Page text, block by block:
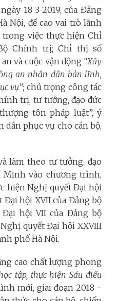
18-3-2019, của Đảng
Nội, đề cao vai trò lãnh
trong việc thực hiện Chỉ
Chính trị;Chỉ thị số
và cuộc vận động “Xây
an nhân dân bản lĩnh,
vụ”; chú trọng công tác
trị, tư tưởng, đạo đức
tôn pháp luật”, ý
phục vụ cho cán bộ,
làm theo tư tưởng, đạo
Minh vào chương trình,
hiện Nghị quyết Đại hội
Đại hội XVII của Đảng bộ
hội VII của Đảng bộ
quyết Đại hội XXVIII
phố Hà Nội.
cao chất lượng phong
tập, thực hiện Sáu điều
mới, giai đoạn 2018 -